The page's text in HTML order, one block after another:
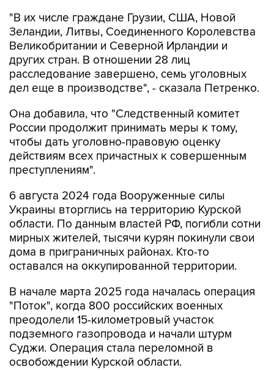
"В их числе граждане Грузии, США, Новой
Зеландии, Литвы, Соединенного Королевства
Великобритании и Северной Ирландии и
других стран. В отношении 28 лиц
расследование завершено, семь уголовных
дел еще в производстве", - сказала Петренко.
Она добавила, что "Cледственный комитет
России продолжит принимать меры к тому,
чтобы дать уголовно-правовую оценку
действиям всех причастных к совершенным
преступлениям".
6 августа 2024 года Вооруженные силы
Украины вторглись на территорию Курской
области. По данным властей РФ, погибли сотни
мирных жителей, тысячи курян покинули свои
дома в приграничных районах. Кто-то
оставался на оккупированной территории.
В начале марта 2025 года началась операция
"Поток", когда 800 российских военных
преодолели 15-километровый участок
подземного газопровода и начали штурм
Суджи. Операция стала переломной в
освобождении Курской области.